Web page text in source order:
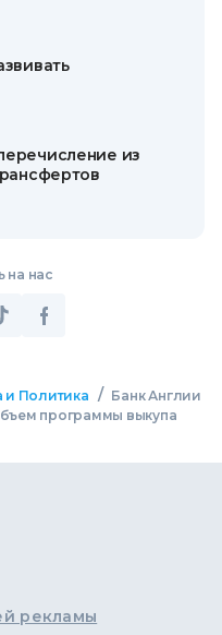
из
на нас
и Политика / Банк Англии
программы выкупа
рекламы